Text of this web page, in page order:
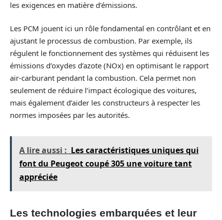
les exigences en matière d’émissions.
Les PCM jouent ici un rôle fondamental en contrôlant et en
ajustant le processus de combustion. Par exemple, ils
régulent le fonctionnement des systèmes qui réduisent les
émissions d’oxydes d’azote (NOx) en optimisant le rapport
air-carburant pendant la combustion. Cela permet non
seulement de réduire l’impact écologique des voitures,
mais également d’aider les constructeurs à respecter les
normes imposées par les autorités.
A lire aussi : Les caractéristiques uniques qui
font du Peugeot coupé 305 une voiture tant
appréciée
Les technologies embarquées et leur